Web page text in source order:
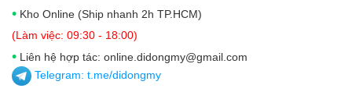
• Kho Online (Ship nhanh 2h TP.HCM)
(Làm việc: 09:30 - 18:00)
• Liên hệ hợp tác: online.didongmy@gmail.com
Telegram: t.me/didongmy